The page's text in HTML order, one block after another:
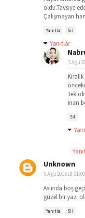
oldu.Tavsiye
Çalışmayan
Yanıtla Sil
Yanıtlar
5 Ağu
Tek
inan
Sil
Unknown
5 Ağu 2015 18:01:00
Aslında boş
güzel bir yazı
Yanıtla Sil